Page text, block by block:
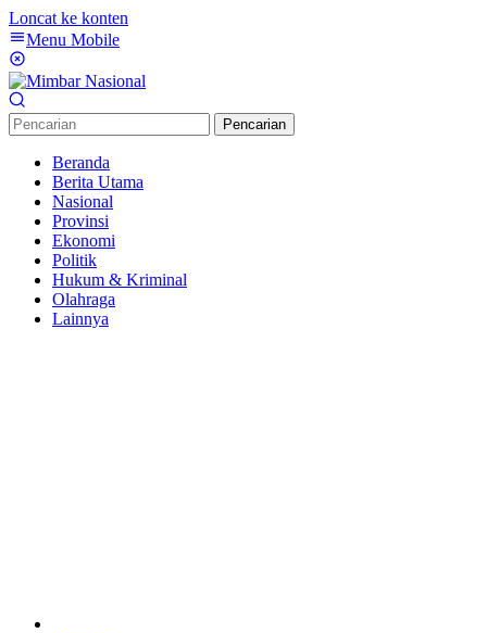
Loncat ke konten
Menu Mobile
Pencarian
Beranda
Berita Utama
Nasional
Provinsi
Ekonomi
Politik
Hukum & Kriminal
Olahraga
Lainnya